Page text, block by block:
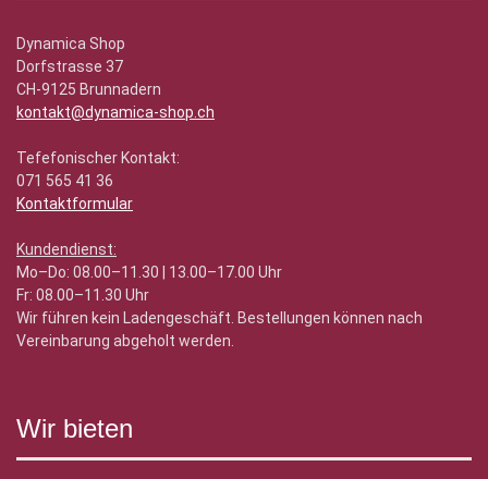
Dynamica Shop
Dorfstrasse 37
CH-9125 Brunnadern
kontakt@dynamica-shop.ch
Tefefonischer Kontakt:
071 565 41 36
Kontaktformular
Kundendienst:
Mo–Do: 08.00–11.30 | 13.00–17.00 Uhr
Fr: 08.00–11.30 Uhr
Wir führen kein Ladengeschäft. Bestellungen können nach
Vereinbarung abgeholt werden.
Wir bieten